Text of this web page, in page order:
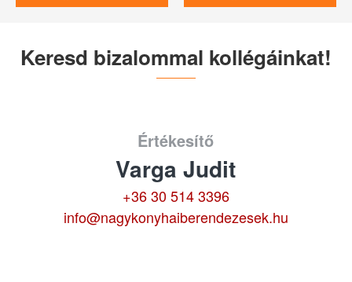
Keresd bizalommal kollégáinkat!
Értékesítő
Varga Judit
+36 30 514 3396
info@nagykonyhaiberendezesek.hu